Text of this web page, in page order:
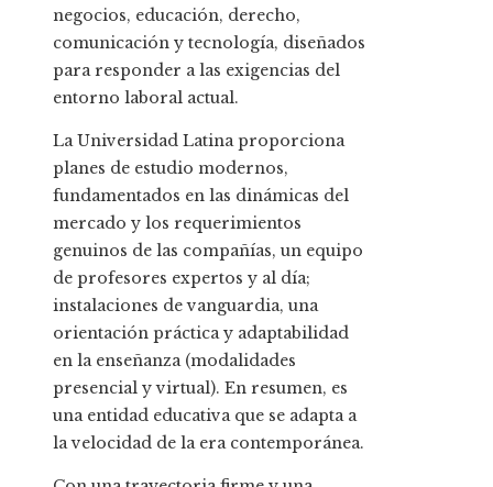
negocios, educación, derecho,
comunicación y tecnología, diseñados
para responder a las exigencias del
entorno laboral actual.
La Universidad Latina proporciona
planes de estudio modernos,
fundamentados en las dinámicas del
mercado y los requerimientos
genuinos de las compañías, un equipo
de profesores expertos y al día;
instalaciones de vanguardia, una
orientación práctica y adaptabilidad
en la enseñanza (modalidades
presencial y virtual). En resumen, es
una entidad educativa que se adapta a
la velocidad de la era contemporánea.